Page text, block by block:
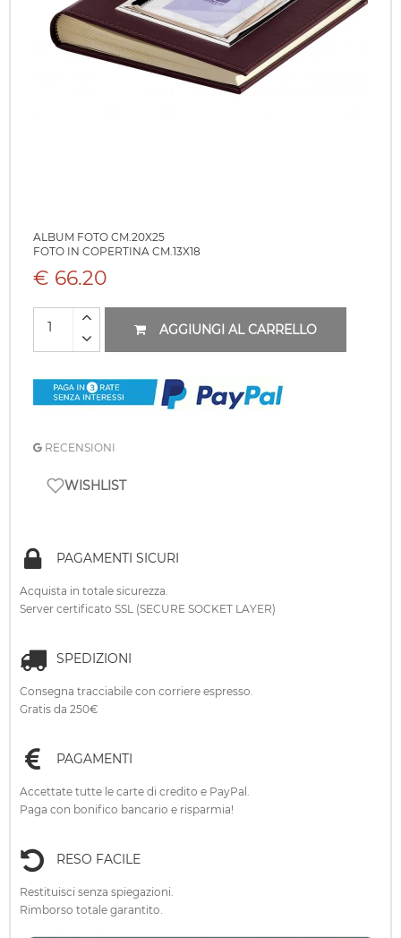
ALBUM FOTO CM.20X25
FOTO IN COPERTINA CM.13X18
€ 66.20
AGGIUNGI AL CARRELLO
RECENSIONI
WISHLIST
PAGAMENTI SICURI
Acquista in totale sicurezza.
Server certificato SSL (SECURE SOCKET LAYER)
SPEDIZIONI
Consegna tracciabile con corriere espresso.
Gratis da 250€
PAGAMENTI
Accettate tutte le carte di credito e PayPal.
Paga con bonifico bancario e risparmia!
RESO FACILE
Restituisci senza spiegazioni.
Rimborso totale garantito.